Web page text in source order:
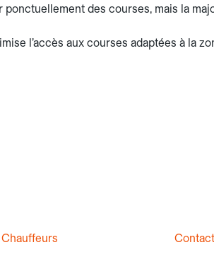
ponctuellement des courses, mais la
l’accès aux courses adaptées à la
Chauffeurs Contact